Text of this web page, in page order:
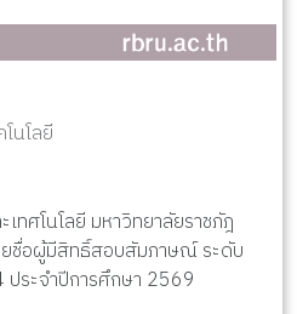
นโลยี
ทศโนโลยี มหาวิทยาลัยราชภัฎ
ยชื่อผู้มีสิทธิ์สอบสัมภาษณ์ ระดับ
ระจำปีการศึกษา 2569